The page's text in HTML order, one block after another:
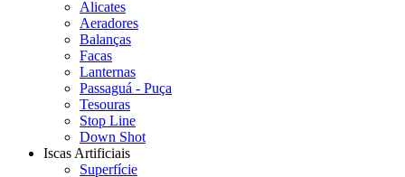
Alicates
Aeradores
Balanças
Facas
Lanternas
Passaguá - Puça
Tesouras
Stop Line
Down Shot
Iscas Artificiais
Superfície